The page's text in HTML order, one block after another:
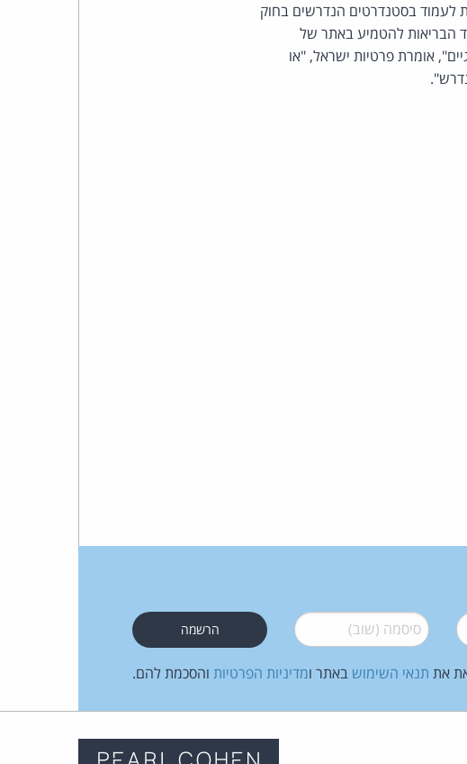
לעמוד בסטנדרטים הנדרשים בחוק
הבריאות להטמיע באתר של
אומרת פרטיות ישראל, "או
סיסמה (שוב)*
את תנאי השימוש באתר ומדיניות הפרטיות והסכמת להם.